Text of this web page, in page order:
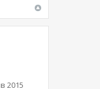
2015